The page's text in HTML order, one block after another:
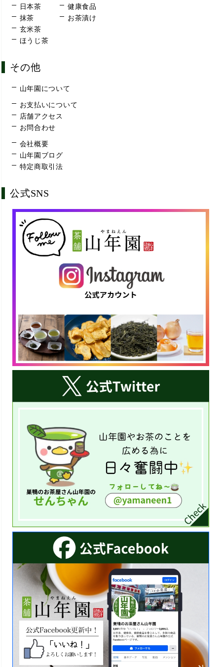
日本茶
抹茶
玄米茶
ほうじ茶
健康食品
お茶漬け
その他
山年園について
お支払いについて
店舗アクセス
お問合わせ
会社概要
山年園ブログ
特定商取引法
公式SNS